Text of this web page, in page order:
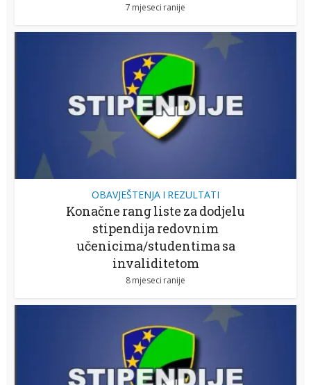
7 mjeseci ranije
OBAVJEŠTENJA I REZULTATI
Konačne rang liste za dodjelu
stipendija redovnim
učenicima/studentima sa
invaliditetom
8 mjeseci ranije